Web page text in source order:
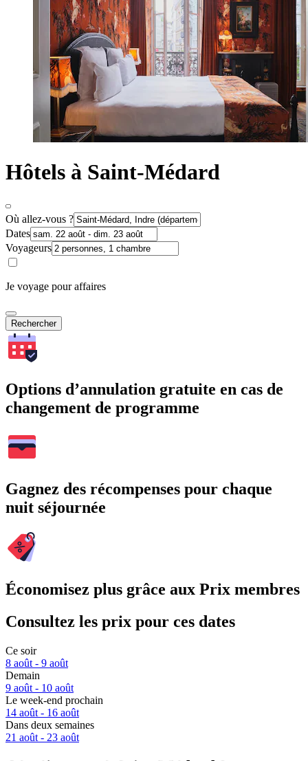
Hôtels à Saint-Médard
Où allez-vous ?
Dates
Voyageurs
Je voyage pour affaires
Rechercher
Options d’annulation gratuite en cas de
changement de programme
Gagnez des récompenses pour chaque
nuit séjournée
Économisez plus grâce aux Prix membres
Consultez les prix pour ces dates
Ce soir
8 août - 9 août
Demain
9 août - 10 août
Le week-end prochain
14 août - 16 août
Dans deux semaines
21 août - 23 août